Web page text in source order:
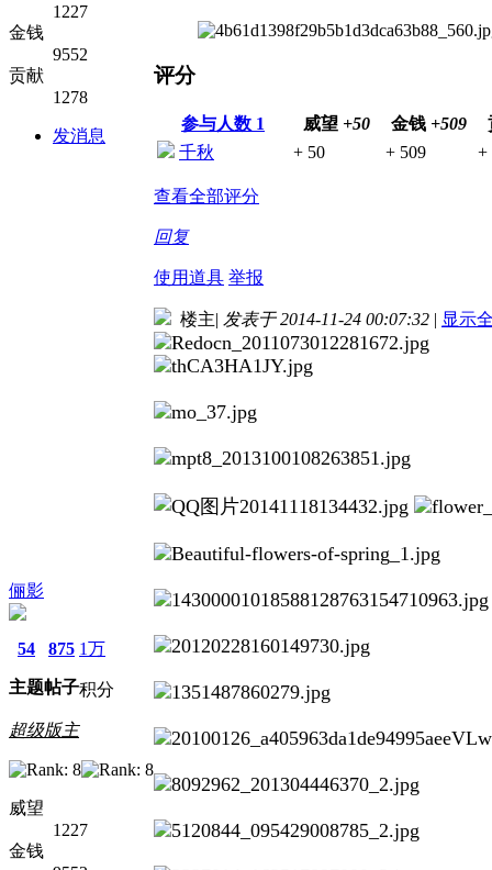
1227
金钱
9552
贡献
1278
发消息
评分
参与人数 1 威望 +50 金钱 +509
千秋
+ 50 + 509 +
查看全部评分
回复
使用道具 举报
俪影
54
主题
875
帖子
1万
积分
超级版主
威望
1227
金钱
楼主| 发表于 2014-11-24 00:07:32 | 显示